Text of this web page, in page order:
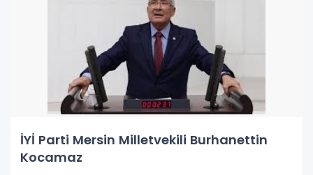
İYİ Parti Mersin Milletvekili Burhanettin
Kocamaz